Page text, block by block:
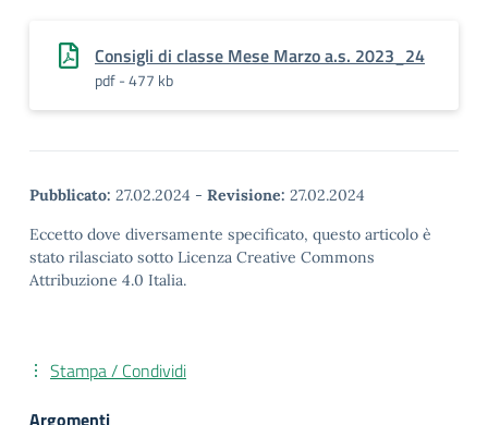
Consigli di classe Mese Marzo a.s. 2023_24
pdf - 477 kb
Pubblicato: 27.02.2024 - Revisione: 27.02.2024
Eccetto dove diversamente specificato, questo articolo è
stato rilasciato sotto Licenza Creative Commons
Attribuzione 4.0 Italia.
Stampa / Condividi
Argomenti